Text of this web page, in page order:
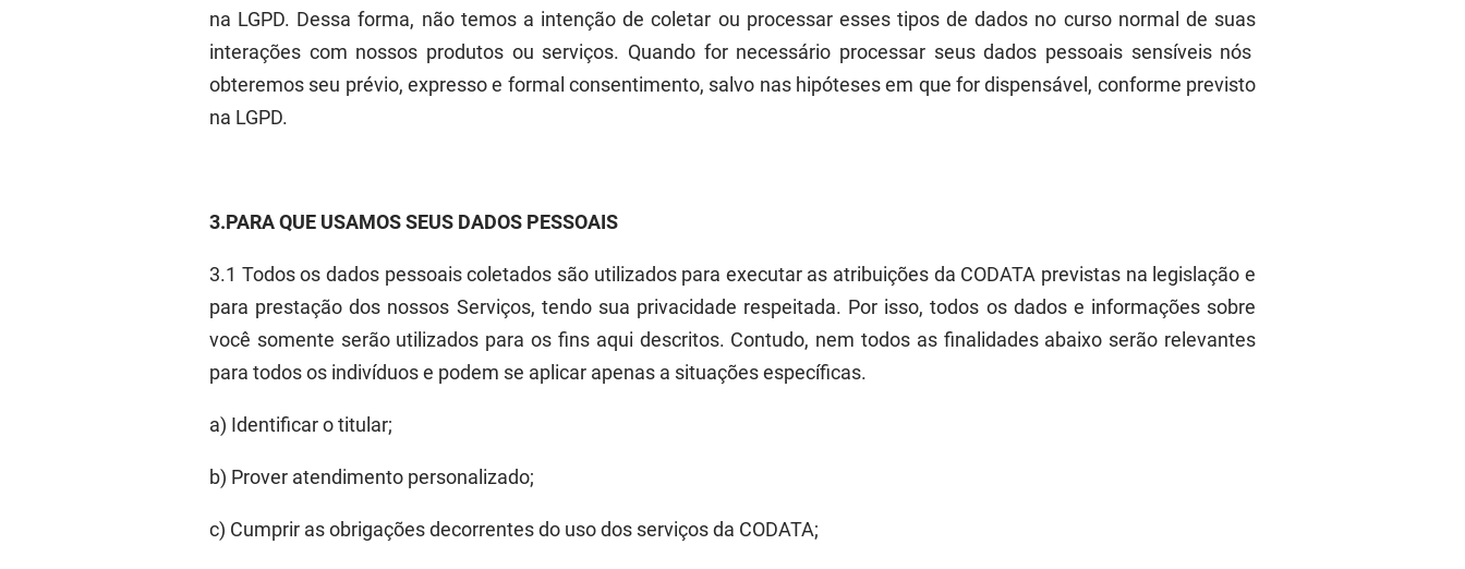
na LGPD. Dessa forma, não temosa intenção de coletar ou processar esses tipos de dados no curso normal de suas
interações com nossos produtos ou serviços. Quando for necessário processar seus dados pessoais sensíveis nós
obteremos seu prévio, expresso e formal consentimento, salvo nas hipóteses em que for dispensável, conforme previsto
na LGPD.
3.PARA QUE USAMOSSEUS DADOS PESSOAIS
3.1 Todos os dados pessoais coletados são utilizadospara executar as atribuições da CODATA previstas na legislação e
para prestação dos nossos Serviços, tendo sua privacidade respeitada. Por isso, todos os dados e informações sobre
você somente serão utilizados para os fins aqui descritos. Contudo, nem todos as finalidadesabaixo serão relevantes
para todos os indivíduos e podem se aplicar apenas a situações específicas.
a) Identificar otitular;
b) Prover atendimento personalizado;
c) Cumprir as obrigações decorrentes do uso dos serviços da CODATA;